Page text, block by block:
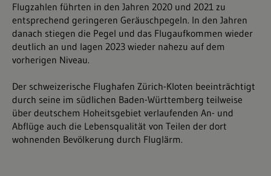
Flugzahlen führten in den Jahren 2020 und 2021 zu
entsprechend geringeren Geräuschpegeln. In den Jahren
danach stiegen die Pegel und das Flugaufkommen wieder
deutlich an und lagen 2023 wieder nahezu auf dem
vorherigen Niveau.
Der schweizerische Flughafen Zürich-Kloten beeinträchtigt
durch seine im südlichen Baden-Württemberg teilweise
über deutschem Hoheitsgebiet verlaufenden An- und
Abflüge auch die Lebensqualität von Teilen der dort
wohnenden Bevölkerung durch Fluglärm.